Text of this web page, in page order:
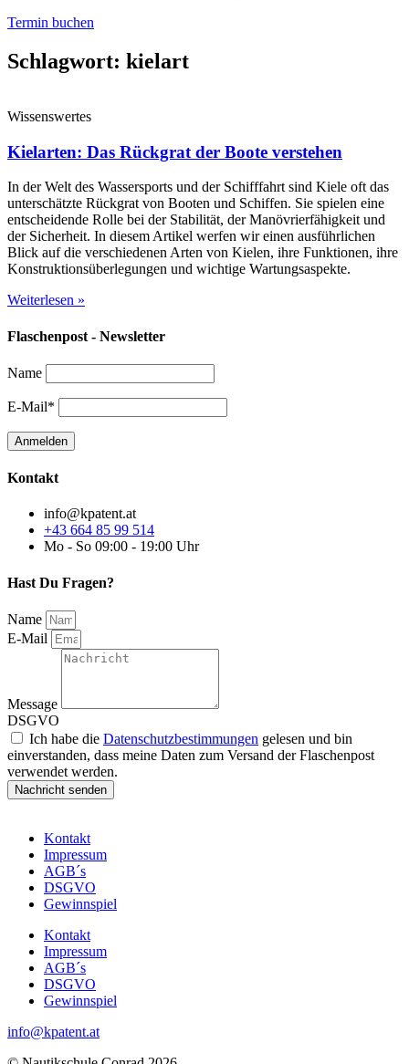
Termin buchen
Schlagwort: kielart
Wissenswertes
Kielarten: Das Rückgrat der Boote verstehen
In der Welt des Wassersports und der Schifffahrt sind Kiele oft das
unterschätzte Rückgrat von Booten und Schiffen. Sie spielen eine
entscheidende Rolle bei der Stabilität, der Manövrierfähigkeit und
der Sicherheit. In diesem Artikel werfen wir einen ausführlichen
Blick auf die verschiedenen Arten von Kielen, ihre Funktionen, ihre
Konstruktionsüberlegungen und wichtige Wartungsaspekte.
Weiterlesen »
Flaschenpost - Newsletter
Name
E-Mail*
Kontakt
info@kpatent.at
+43 664 85 99 514
Mo - So 09:00 - 19:00 Uhr
Hast Du Fragen?
Name
E-Mail
Message
DSGVO
Ich habe die Datenschutzbestimmungen gelesen und bin
einverstanden, dass meine Daten zum Versand der Flaschenpost
verwendet werden.
Nachricht senden
Kontakt
Impressum
AGB´s
DSGVO
Gewinnspiel
Kontakt
Impressum
AGB´s
DSGVO
Gewinnspiel
info@kpatent.at